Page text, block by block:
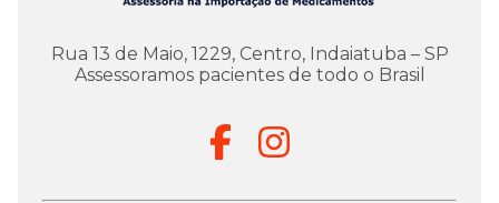
Rua 13 de Maio, 1229, Centro, Indaiatuba – SP
Assessoramos pacientes de todo o Brasil